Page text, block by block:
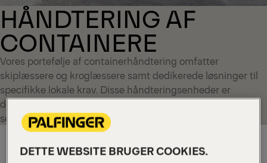
HÅNDTERING AF
CONTAINERE
Vores portefølje af containerhåndtering omfatter
skiplæssere og kroglæssere samt dedikerede løsninger til
specifikke lokale krav. Disse håndteringsenheder er
designet til sikker drift, høj nyttelastudnyttelse og lang
servicetid.
DETTE WEBSITE BRUGER COOKIES.